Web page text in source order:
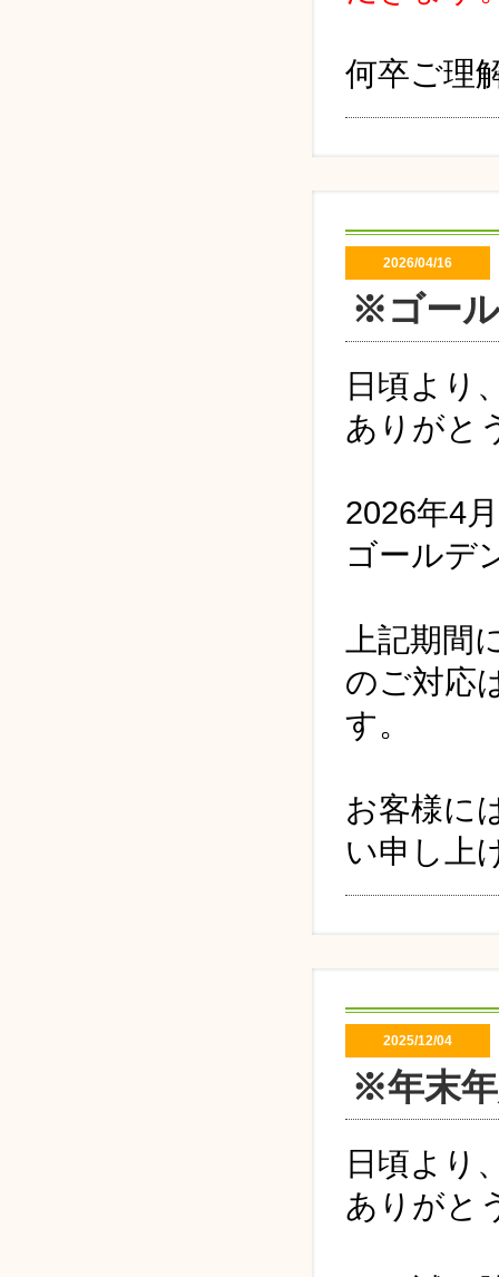
何卒ご理
2026/04/16
※ゴー
日頃より
ありがと
2026年4
ゴールデ
上記期
のご対応
す。
お客様に
い申し上
2025/12/04
※年末
日頃より
ありがと